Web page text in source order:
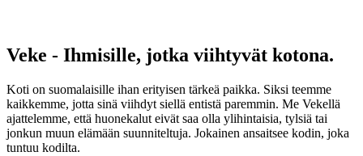
Veke - Ihmisille, jotka viihtyvät kotona.
Koti on suomalaisille ihan erityisen tärkeä paikka. Siksi teemme
kaikkemme, jotta sinä viihdyt siellä entistä paremmin. Me Vekellä
ajattelemme, että huonekalut eivät saa olla ylihintaisia, tylsiä tai
jonkun muun elämään suunniteltuja. Jokainen ansaitsee kodin, joka
tuntuu kodilta.